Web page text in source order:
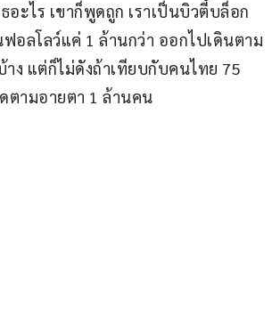
อะไร เขาก็พูดถูก เราเป็นบิวตี้บล็อก
อลโลว์แค่ 1 ล้านกว่า ออกไปเดินตาม
ง แต่ก็ไม่ดังถ้าเทียบกับคนไทย 75
ามอายตา 1 ล้านคน